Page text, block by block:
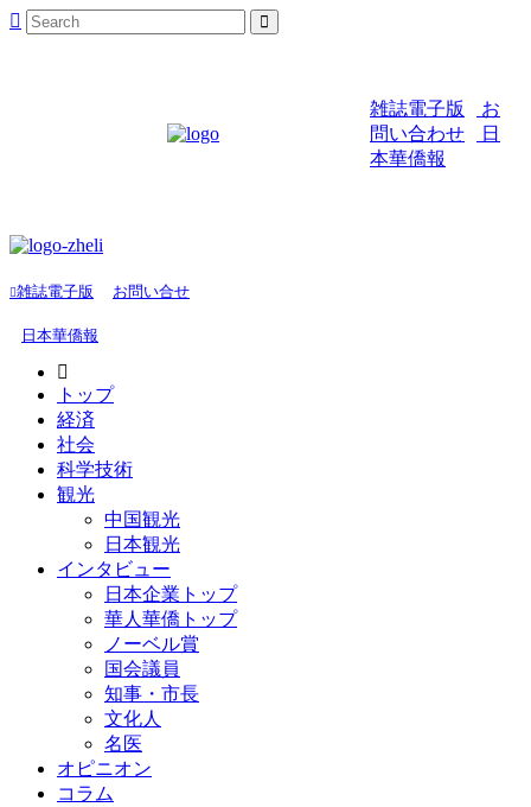
雑誌電子版
お
問い合わせ
日
本華僑報
雑誌電子版 お問い合せ
日本華僑報
トップ
経済
社会
科学技術
観光
中国観光
日本観光
インタビュー
日本企業トップ
華人華僑トップ
ノーベル賞
国会議員
知事・市長
文化人
名医
オピニオン
コラム